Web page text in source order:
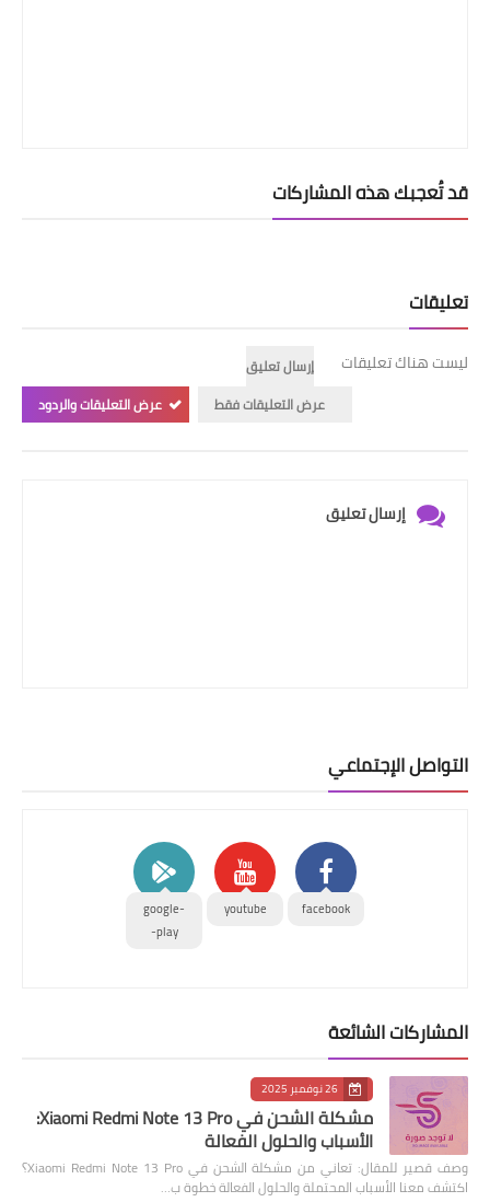
قد تُعجبك هذه المشاركات
تعليقات
ليست هناك تعليقات
إرسال تعليق
عرض التعليقات فقط
عرض التعليقات والردود
إرسال تعليق
التواصل الإجتماعي
facebook
youtube
google-
play-
المشاركات الشائعة
26 نوفمبر 2025
مشكلة الشحن في Xiaomi Redmi Note 13 Pro:
الأسباب والحلول الفعالة
وصف قصير للمقال: تعاني من مشكلة الشحن في Xiaomi Redmi Note 13 Pro؟
اكتشف معنا الأسباب المحتملة والحلول الفعالة خطوة ب…